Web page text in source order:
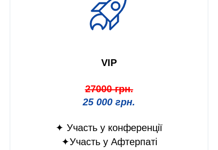
VIP
27000 грн.
25 000 грн.
✦ Участь у конференції
✦Участь у Афтерпаті